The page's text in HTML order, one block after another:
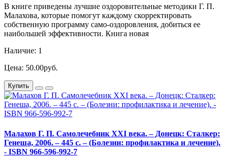
В книге приведены лучшие оздоровительные методики Г. П.
Малахова, которые помогут каждому скорректировать
собственную программу само-оздоровления, добиться ее
наибольшей эффективности. Книга новая
Наличие: 1
Цена: 50.00руб.
Купить
Малахов Г. П. Самолечебник XXI века. – Донецк: Сталкер:
Генеша, 2006. – 445 с. – (Болезни: профилактика и лечение).
- ISBN 966-596-992-7